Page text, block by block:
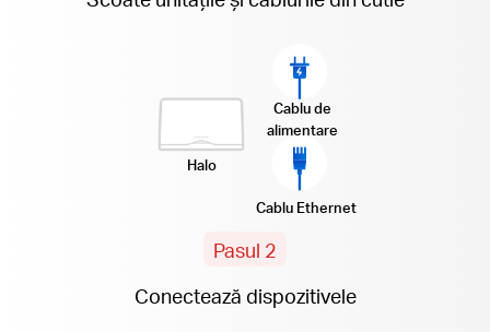
Halo
Cablu de
alimentare
Cablu Ethernet
Pasul 2
Conectează dispozitivele